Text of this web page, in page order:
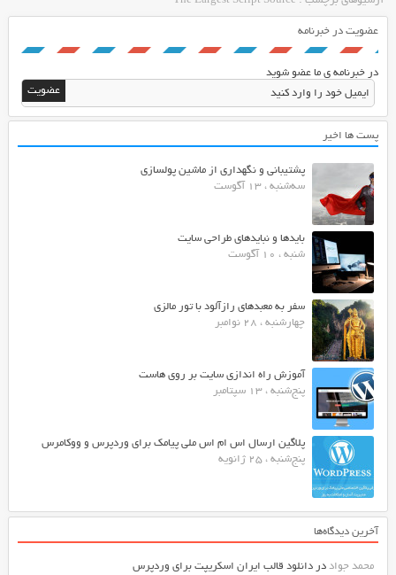
عضویت در خبرنامه
در خبرنامه ی ما عضو شوید
پست ها اخیر
پشتیبانی و نگهداری از ماشین پولسازی
سه‌شنبه ، 13 آگوست
بایدها و نبایدهای طراحی سایت
شنبه ، 10 آگوست
سفر به معبدهای رازآلود با تور مالزی
چهارشنبه ، 28 نوامبر
آموزش راه اندازی سایت بر روی هاست
پنج‌شنبه ، 13 سپتامبر
پلاگین ارسال اس ام اس ملی پیامک برای وردپرس و ووکامرس
پنج‌شنبه ، 25 ژانویه
آخرین دیدگاه‌ها
محمد جواددر دانلود قالب ایران اسکریپت برای وردپرس